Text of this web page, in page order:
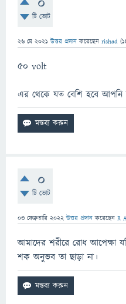
টি ভোট
26 মে 2021 উত্তর প্রদান করেছেন rishad (
50 volt
এর থেকে যত বেশি হবে
0
টি ভোট
03 ফেব্রুয়ারি 2022 উত্তর প্রদান করেছেন R
আমাদের শরীরে রোধ আপেক্ষা
শক অনুভব তা ছাড়া না।